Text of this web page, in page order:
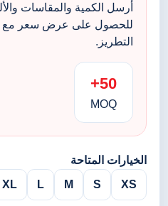
أرسل الكمية والمقاسات
للحصول على عرض سعر مع
التطريز.
50+
MOQ
الخيارات المتاحة
XS
S
M
L
XL